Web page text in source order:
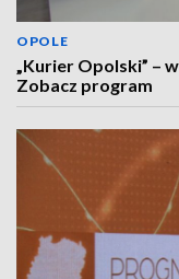
OPOLE
„Kurier Opolski” –
Zobacz program